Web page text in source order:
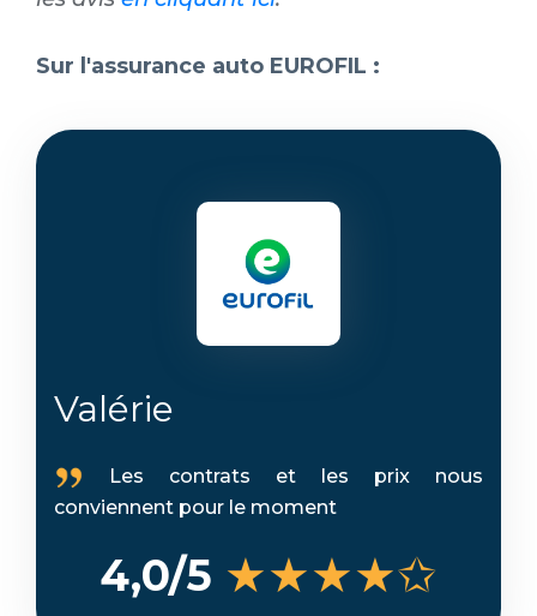
Sur l'assurance auto EUROFIL :
Valérie
Les contrats et les prix nous
conviennent pour le moment
4,0/5 ★★★★✩